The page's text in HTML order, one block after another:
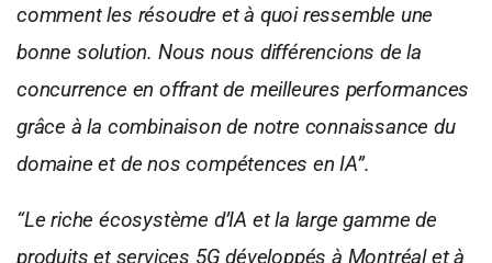
comment les résoudre età quoi ressemble une
bonne solution. Nous nous différencions de la
concurrence en offrant de meilleures performances
grâce à la combinaisonde notre connaissance du
domaine et de noscompétences en IA”.
“Le riche écosystème d’IA et la large gamme de
produits et services 5G développés à Montréal età